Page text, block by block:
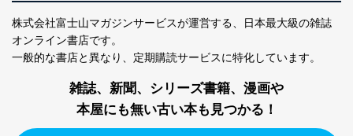
6
定期購読サービス
等をご利用の方の
個人情報
ル等による商品、
に関するご案内のため
SNS公式アカウン
トに登録された方
よびその分析のため
お問い合わせ対応、トラブル対
処、オペレーター教育など応対品
質向上のため
株式会社富士山マガジンサービスが運営する、
日本最大級の雑誌
オンライン書店です。
一般的な書店と異なり、 定期購読サービスに特化しています。
雑誌、新聞、シリーズ書籍、漫画や
本屋にも無い古い本も見つかる！